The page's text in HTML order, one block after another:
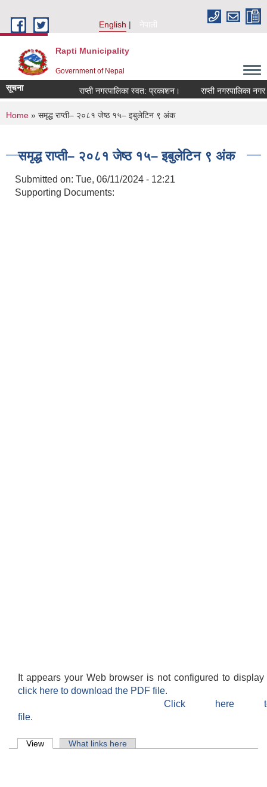
English
नेपाली
Rapti Municipality
Government of Nepal
सूचना राप्ती नगरपालिका स्वत: प्रकाशन। राप्ती नगरपालिका नगर
You are here
Home » समृद्ध राप्ती– २०८१ जेष्ठ १५– इबुलेटिन ९ अंक
समृद्ध राप्ती– २०८१ जेष्ठ १५– इबुलेटिन ९ अंक
Submitted on: Tue, 06/11/2024 - 12:21
Supporting Documents:
It appears your Web browser is not configured to
click here to download the PDF file.
Click here
file.
Primary tabs
View (active tab)What links here